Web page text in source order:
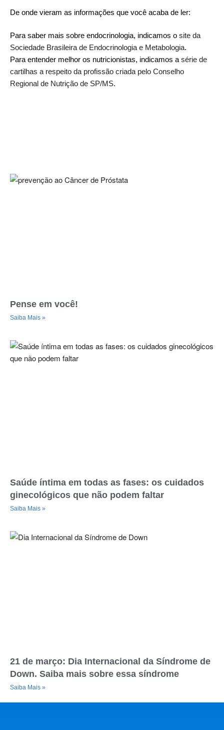
De onde vieram as informações que você acaba de ler:
Para saber mais sobre endocrinologia, indicamos o site da
Sociedade Brasileira de Endocrinologia e Metabologia.
Para entender melhor os nutricionistas, indicamos a série de
cartilhas a respeito da profissão criada pelo Conselho
Regional de Nutrição de SP/MS.
Pense em você!
Saiba Mais »
Saúde íntima em todas as fases: os cuidados
ginecológicos que não podem faltar
Saiba Mais »
21 de março: Dia Internacional da Síndrome de
Down. Saiba mais sobre essa síndrome
Saiba Mais »